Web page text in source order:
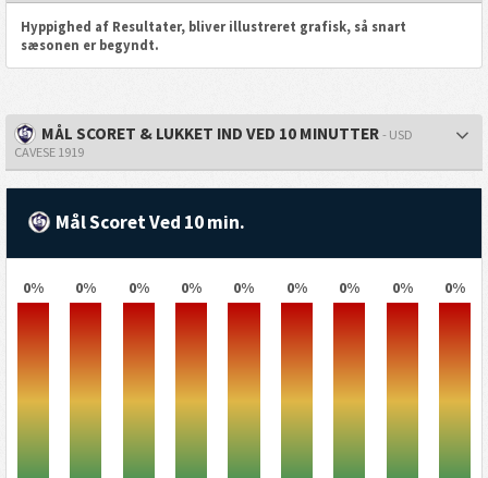
Hyppighed af Resultater, bliver illustreret grafisk, så snart
sæsonen er begyndt.
MÅL SCORET & LUKKET IND VED 10 MINUTTER - USD
CAVESE 1919
Mål Scoret Ved 10 min.
0% 0% 0% 0% 0% 0% 0% 0% 0%